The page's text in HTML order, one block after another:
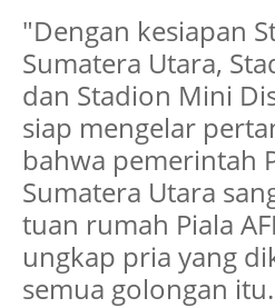
"Dengan kesiapan
Sumatera Utara,
dan Stadion Mini
siap mengelar
bahwa pemerintah
Sumatera Utara
tuan rumah Piala
ungkap pria yang
semua golongan itu.